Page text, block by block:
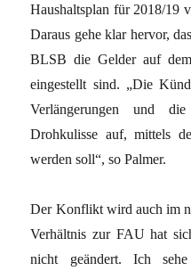
Haushaltsplan für 2018/19
Daraus gehe klar hervor,
BLSB die Gelder auf
eingestellt sind. „Die
Verlängerungen und
Drohkulisse auf, mittels
werden soll“, so Palmer.
Der Konflikt wird auch im
Verhältnis zur FAU hat
nicht geändert. Ich